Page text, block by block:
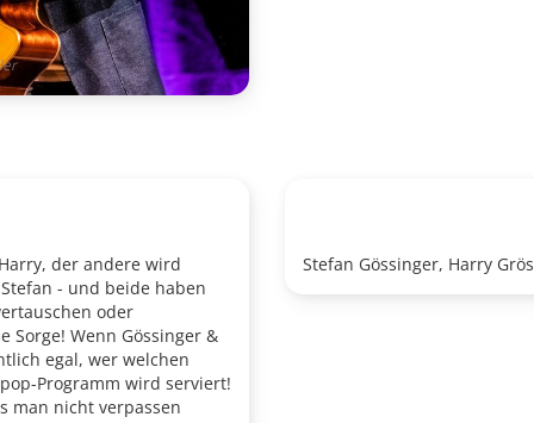
der andere wird
- und beide haben
oder
Sorge! Wenn Gössinger &
egal, wer welchen
Programm wird serviert!
man nicht verpassen
Stefan Gössinger, Harry